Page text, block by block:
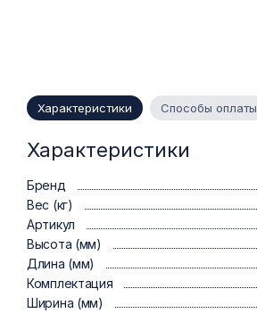
Характеристики Способы оплаты
Характеристики
Бренд
Вес (кг)
Артикул
Высота (мм)
Длина (мм)
Комплектация
Ширина (мм)